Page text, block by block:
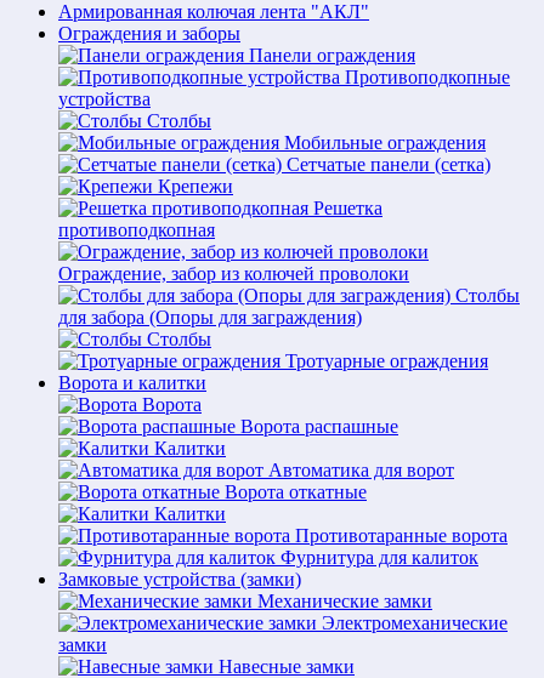
Армированная колючая лента "АКЛ"
Ограждения и заборы
Панели ограждения
Противоподкопные
устройства
Столбы
Мобильные ограждения
Сетчатые панели (сетка)
Крепежи
Решетка
противоподкопная
Ограждение, забор из колючей проволоки
Столбы
для забора (Опоры для заграждения)
Столбы
Тротуарные ограждения
Ворота и калитки
Ворота
Ворота распашные
Калитки
Автоматика для ворот
Ворота откатные
Калитки
Противотаранные ворота
Фурнитура для калиток
Замковые устройства (замки)
Механические замки
Электромеханические
замки
Навесные замки